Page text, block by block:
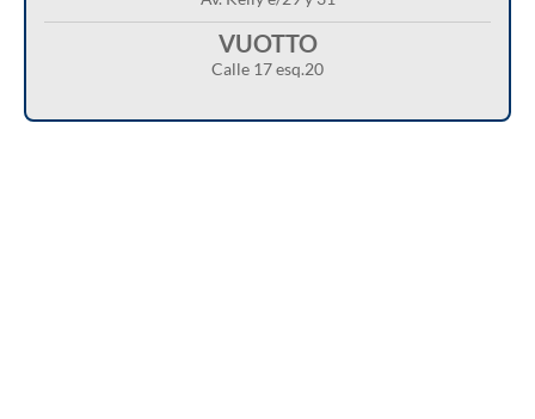
VUOTTO
Calle 17 esq.20